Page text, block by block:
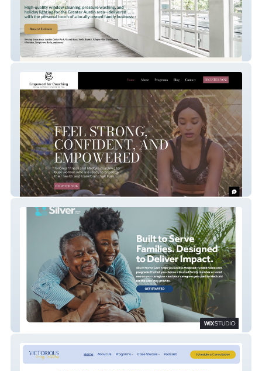
Wash and Glow
EmpowerHER Coaching
Silver Home Care